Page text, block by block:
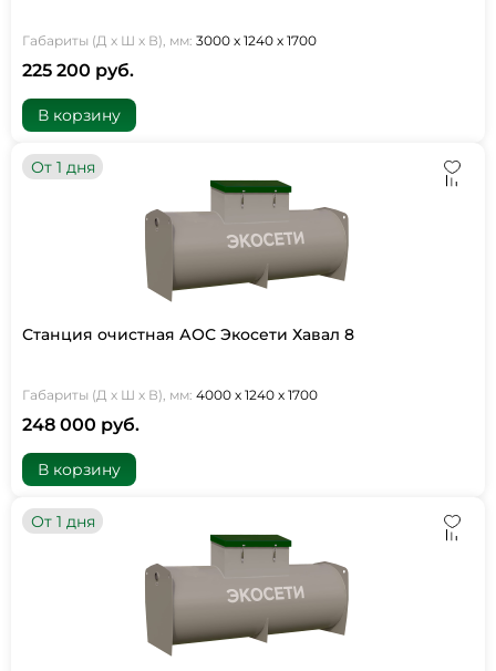
Габариты (Д х Ш х В), мм: 3000 х 1240 х 1700
225 200 руб.
В корзину
От 1 дня
Станция очистная АОС Экосети Хавал 8
Габариты (Д х Ш х В), мм: 4000 х 1240 х 1700
248 000 руб.
В корзину
От 1 дня